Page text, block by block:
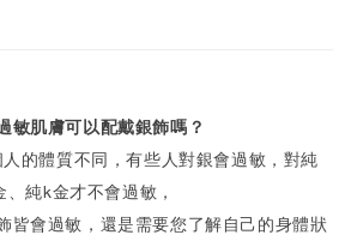
敏肌膚可以配戴銀飾嗎？
的體質不同，有些人對銀會過敏，對純
、純k金才不會過敏，
皆會過敏，還是需要您了解自己的身體狀